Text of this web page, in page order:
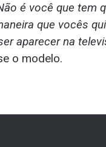
é você que tem
que vocês
aparecer na
o modelo.